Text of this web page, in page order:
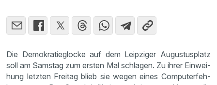
Die Demokra­tieg­locke auf dem Leipziger Augus­tus­platz
soll am Samstag zum ersten Mal schlagen. Zu ihrer Einwei­
hung letzten Freitag blieb sie wegen eines Compu­ter­feh­